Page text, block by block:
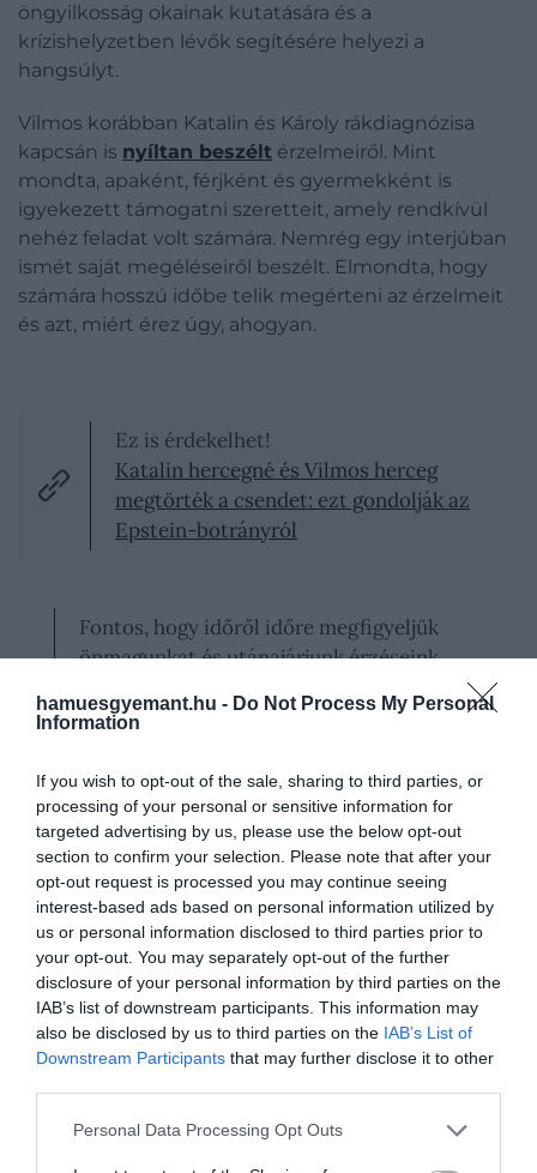
hamuesgyemant.hu - Do Not Process My Personal
Information
If you wish to opt-out of the sale, sharing to third parties, or
processing of your personal or sensitive information for
targeted advertising by us, please use the below opt-out
section to confirm your selection. Please note that after your
opt-out request is processed you may continue seeing
interest-based ads based on personal information utilized by
us or personal information disclosed to third parties prior to
your opt-out. You may separately opt-out of the further
disclosure of your personal information by third parties on the
IAB’s list of downstream participants. This information may
also be disclosed by us to third parties on the IAB’s List of
Downstream Participants that may further disclose it to other
Please note that this website/app uses one or more Google
Personal Data Processing Opt Outs
öngyilkosság okainak kutatására és a
krízishelyzetben lévők segítésére helyezi a
hangsúlyt.
Vilmos korábban Katalin és Károly rákdiagnózisa
kapcsán is nyíltan beszélt érzelmeiről. Mint
mondta, apaként, férjként és gyermekként is
igyekezett támogatni szeretteit, amely rendkívül
nehéz feladat volt számára. Nemrég egy interjúban
ismét saját megéléseiről beszélt. Elmondta, hogy
számára hosszú időbe telik megérteni az érzelmeit
és azt, miért érez úgy, ahogyan.
Ez is érdekelhet!
Katalin hercegné és Vilmos herceg
megtörték a csendet: ezt gondolják az
Epstein-botrányról
Fontos, hogy időről időre megfigyeljük
önmagunkat és utánajárjunk érzéseink
magyarázatot találunk, máskor peddig
Hangsúlyozta azt is, hogy a mentális krízisek
gyakran átmenetiek: lehetnek nagyon nehéz
időszakaink, de ezek mindig véget érnek. Szerinte
minél több férfinak meg kellene nyílna, hogy idővel
az őszinte párbeszéd mindenki számára
természetes legyen.
A walesi herceg három gyermekét, György
jegyezte, hogy néha talán túlzásba is esnek érzéseik
megosztásával. Korábban hozzájuk közel álló